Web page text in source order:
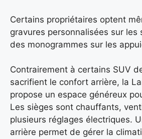
Certains propriétaires optent
gravures personnalisées sur les
des monogrammes sur les
Contrairement à certains SUV
sacrifient le confort arrière, la
propose un espace généreux
Les sièges sont chauffants,
plusieurs réglages électriques.
arrière permet de gérer la